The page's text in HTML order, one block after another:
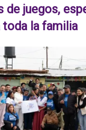
de juegos,
la familia